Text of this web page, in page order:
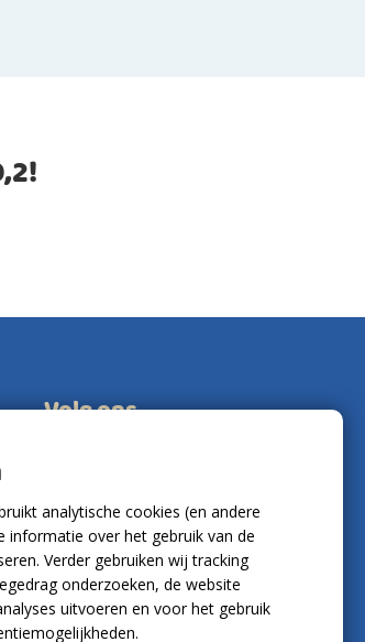
!
Volg ons
analytische cookies (en andere
informatie over het gebruik van de
Verder gebruiken wij tracking
onderzoeken, de website
uitvoeren en voor het gebruik